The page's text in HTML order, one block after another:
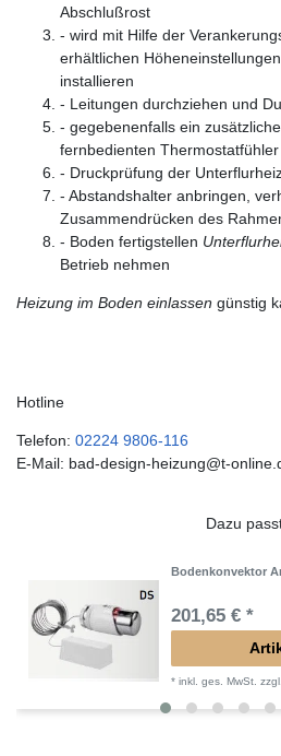
Abschlußrost
- wird mit Hilfe der
erhältlichen
installieren
- Leitungen durchziehen und
- gegebenenfalls ein
fernbedienten
- Druckprüfung der
- Abstandshalter anbringen,
Zusammendrücken des
- Boden fertigstellen
Betrieb nehmen
Heizung im Boden einlassen günstig
Hotline
Telefon: 02224 9806-116
E-Mail: bad-design-heizung@t-
Dazu
Bodenkonvektor
201,65 € *
*inkl. ges. MwSt.